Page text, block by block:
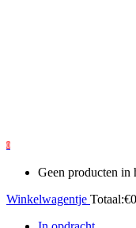
0
Geen producten in
Winkelwagentje Totaal:€